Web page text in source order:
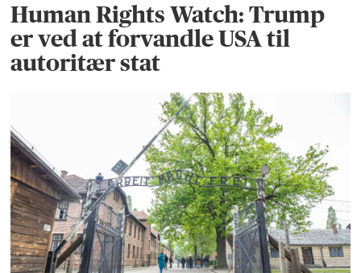
Human Rights Watch: Trump
er ved at forvandle USA til
autoritær stat